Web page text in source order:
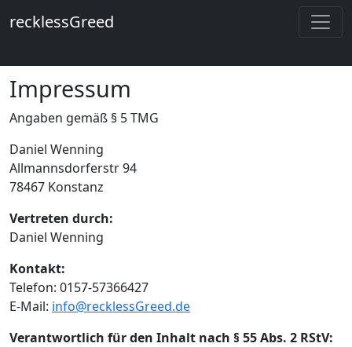
recklessGreed
Impressum
Angaben gemäß § 5 TMG
Daniel Wenning
Allmannsdorferstr 94
78467 Konstanz
Vertreten durch:
Daniel Wenning
Kontakt:
Telefon: 0157-57366427
E-Mail: info@recklessGreed.de
Verantwortlich für den Inhalt nach § 55 Abs. 2 RStV: